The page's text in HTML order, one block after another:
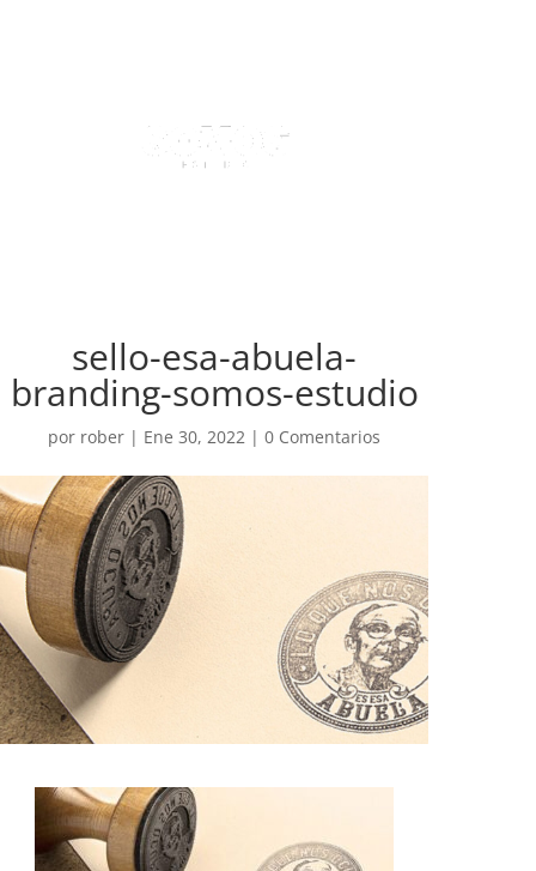
sello-esa-abuela-
branding-somos-estudio
por rober | Ene 30, 2022 |0 Comentarios